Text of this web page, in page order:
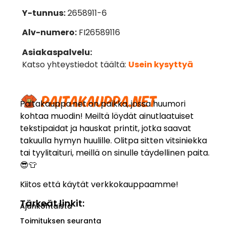
Paitakauppa.net on paikka, jossa huumori
kohtaa muodin! Meiltä löydät ainutlaatuiset
tekstipaidat ja hauskat printit, jotka saavat
takuulla hymyn huulille. Olitpa sitten vitsiniekka
tai tyylitaituri, meillä on sinulle täydellinen paita.
😎👕
Kiitos että käytät verkkokauppaamme!
Tärkeät linkit:
Ajankohtaista
Toimituksen seuranta
Y-tunnus:2658911-6
Alv-numero:FI26589116
Asiakaspalvelu:
Katso yhteystiedot täältä: Usein kysyttyä